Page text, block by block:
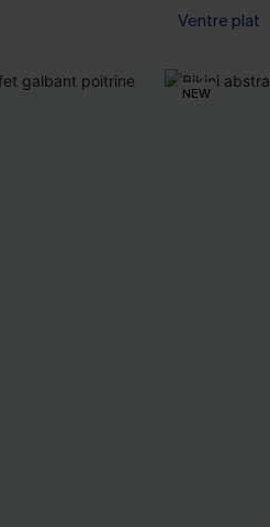
Ventre plat
NEW